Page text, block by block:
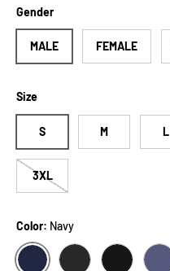
Gender
MALE FEMALE
Size
S M L
3XL
Color: Navy